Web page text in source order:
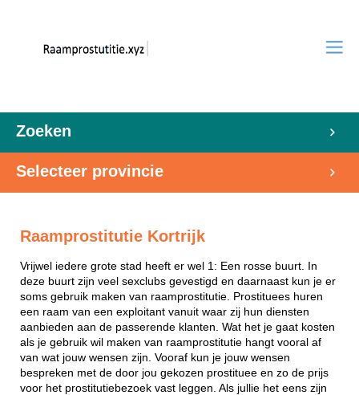
Zoeken
Selecteer provincie
Raamprostitutie Kortrijk
Vrijwel iedere grote stad heeft er wel 1: Een rosse buurt. In
deze buurt zijn veel sexclubs gevestigd en daarnaast kun je er
soms gebruik maken van raamprostitutie. Prostituees huren
een raam van een exploitant vanuit waar zij hun diensten
aanbieden aan de passerende klanten. Wat het je gaat kosten
als je gebruik wil maken van raamprostitutie hangt vooral af
van wat jouw wensen zijn. Vooraf kun je jouw wensen
bespreken met de door jou gekozen prostituee en zo de prijs
voor het prostitutiebezoek vast leggen. Als jullie het eens zijn